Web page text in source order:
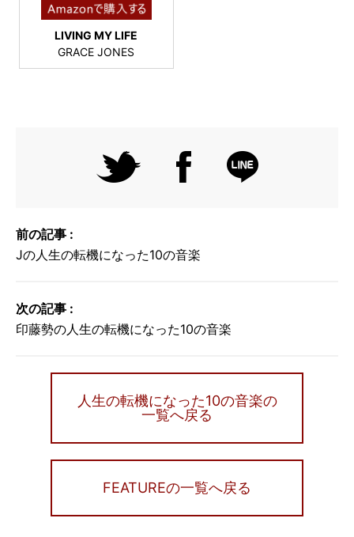
LIVING MY LIFE
GRACE JONES
前の記事 :
Jの人生の転機になった10の音楽
次の記事 :
印藤勢の人生の転機になった10の音楽
人生の転機になった10の音楽の
一覧へ戻る
FEATUREの一覧へ戻る